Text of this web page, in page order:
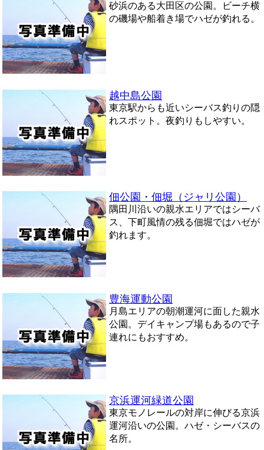
砂浜のある大田区の公園。ビーチ横
の磯場や船着き場でハゼが釣れる。
越中島公園
東京駅からも近いシーバス釣りの隠
れスポット。夜釣りもしやすい。
佃公園・佃堀（ジャリ公園）
隅田川沿いの親水エリアではシーバ
ス、下町風情の残る佃堀ではハゼが
釣れます。
豊海運動公園
月島エリアの朝潮運河に面した親水
公園。デイキャンプ場もあるので子
連れにもおすすめ。
京浜運河緑道公園
東京モノレールの対岸に伸びる京浜
運河沿いの公園。ハゼ・シーバスの
名所。